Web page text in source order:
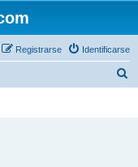
Identificarse
Registrarse